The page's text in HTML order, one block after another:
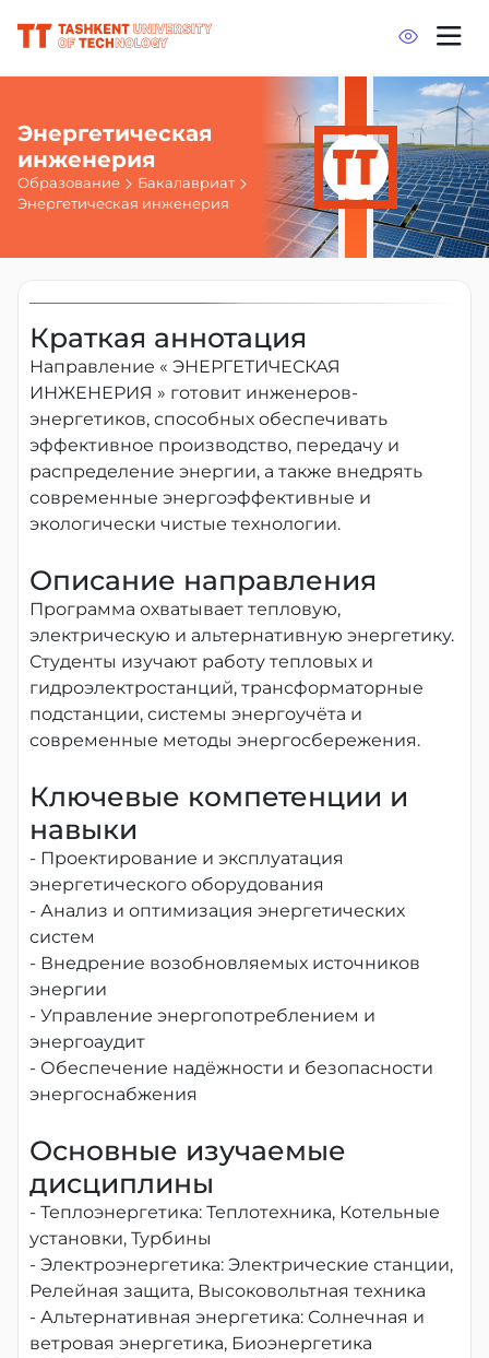
Энергетическая
инженерия
Образование
Бакалавриат
Энергетическая инженерия
Краткая аннотация
Направление « ЭНЕРГЕТИЧЕСКАЯ
ИНЖЕНЕРИЯ » готовит инженеров-
энергетиков, способных обеспечивать
эффективное производство, передачу и
распределение энергии, а также внедрять
современные энергоэффективные и
экологически чистые технологии.
Описание направления
Программа охватывает тепловую,
электрическую и альтернативную энергетику.
Студенты изучают работу тепловых и
гидроэлектростанций, трансформаторные
подстанции, системы энергоучёта и
современные методы энергосбережения.
Ключевые компетенции и
навыки
- Проектирование и эксплуатация
энергетического оборудования
- Анализ и оптимизация энергетических
систем
- Внедрение возобновляемых источников
энергии
- Управление энергопотреблением и
энергоаудит
- Обеспечение надёжности и безопасности
энергоснабжения
Основные изучаемые
дисциплины
- Теплоэнергетика: Теплотехника, Котельные
установки, Турбины
- Электроэнергетика: Электрические станции,
Релейная защита, Высоковольтная техника
- Альтернативная энергетика: Солнечная и
ветровая энергетика, Биоэнергетика